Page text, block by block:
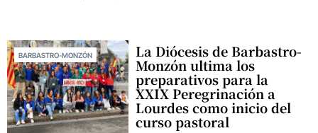
BARBASTRO-MONZÓN La Diócesis de Barbastro-
Monzón ultima los
preparativos para la
XXIX Peregrinación a
Lourdes como inicio del
curso pastoral